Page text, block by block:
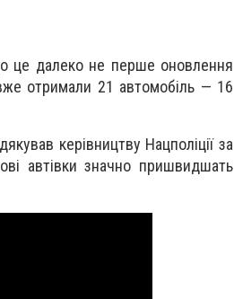
це далеко не перше оновлення
отримали 21 автомобіль — 16
керівництву Нацполіції за
автівки значно пришвидшать